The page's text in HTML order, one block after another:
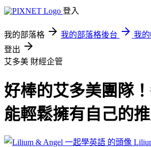
登入
我的部落格 我的部落格後台
我
登出
艾多美 財經企管
好棒的艾多美團隊
能輕鬆擁有自己的推